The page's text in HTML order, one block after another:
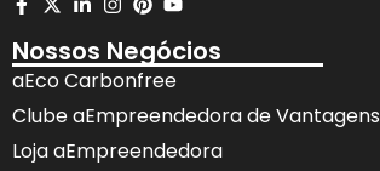
Nossos Negócios
aEco Carbonfree
Clube aEmpreendedora de Vantagens
Loja aEmpreendedora